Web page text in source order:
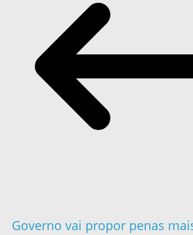
Governo vai propor penas